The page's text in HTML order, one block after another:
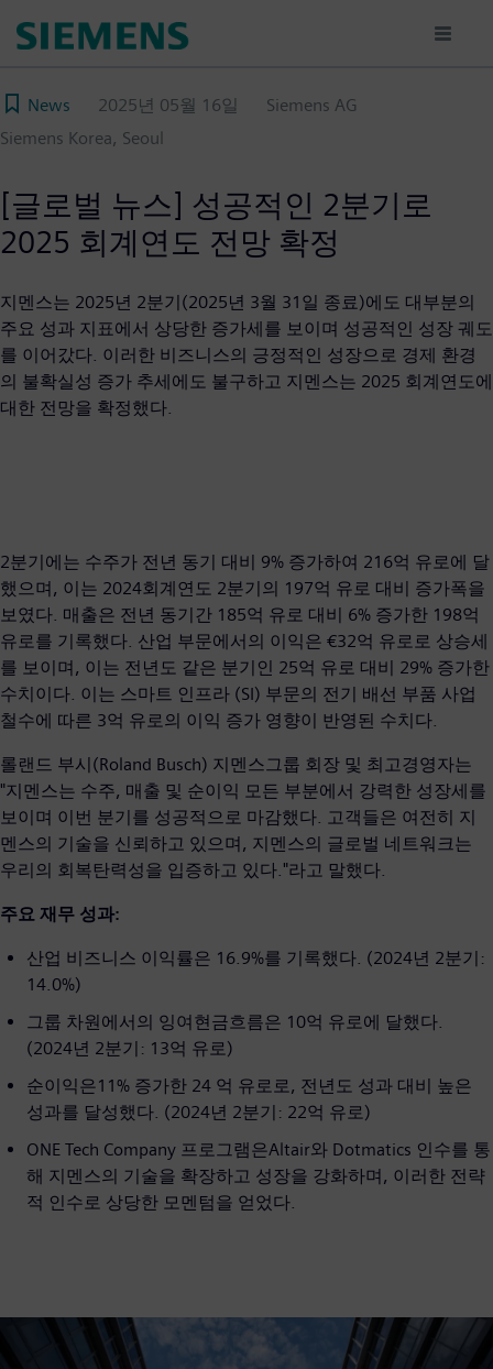
요
텐
츠
로
너
뛰
기
News 2025년 05월 16일
Siemens AG
Siemens Korea, Seoul
[글로벌 뉴스] 성공적인 2분기로
2025 회계연도 전망 확정
지멘스는 2025년 2분기(2025년 3월 31일 종료)에도 대부분의
주요 성과 지표에서 상당한 증가세를 보이며 성공적인 성장 궤도
를 이어갔다. 이러한 비즈니스의 긍정적인 성장으로 경제 환경
의 불확실성 증가 추세에도 불구하고 지멘스는 2025 회계연도에
대한 전망을 확정했다.
2분기에는 수주가 전년 동기 대비 9% 증가하여 216억 유로에 달
했으며, 이는 2024회계연도 2분기의 197억 유로 대비 증가폭을
보였다. 매출은 전년 동기간 185억 유로 대비 6% 증가한 198억
유로를 기록했다. 산업 부문에서의 이익은 €32억 유로로 상승세
를 보이며, 이는 전년도 같은 분기인 25억 유로 대비 29% 증가한
수치이다. 이는 스마트 인프라 (SI) 부문의 전기 배선 부품 사업
철수에 따른 3억 유로의 이익 증가 영향이 반영된 수치다.
롤랜드 부시(Roland Busch) 지멘스그룹 회장 및 최고경영자는
"지멘스는 수주, 매출 및 순이익 모든 부분에서 강력한 성장세를
보이며 이번 분기를 성공적으로 마감했다. 고객들은 여전히 지
멘스의 기술을 신뢰하고 있으며, 지멘스의 글로벌 네트워크는
우리의 회복탄력성을 입증하고 있다."라고 말했다.
주요 재무 성과:
산업 비즈니스 이익률은 16.9%를 기록했다. (2024년 2분기:
14.0%)
그룹 차원에서의 잉여현금흐름은 10억 유로에 달했다.
(2024년 2분기: 13억 유로)
순이익은11% 증가한 24 억 유로로, 전년도 성과 대비 높은
성과를 달성했다. (2024년 2분기: 22억 유로)
ONE Tech Company 프로그램은Altair와 Dotmatics 인수를 통
해 지멘스의 기술을 확장하고 성장을 강화하며, 이러한 전략
적 인수로 상당한 모멘텀을 얻었다.